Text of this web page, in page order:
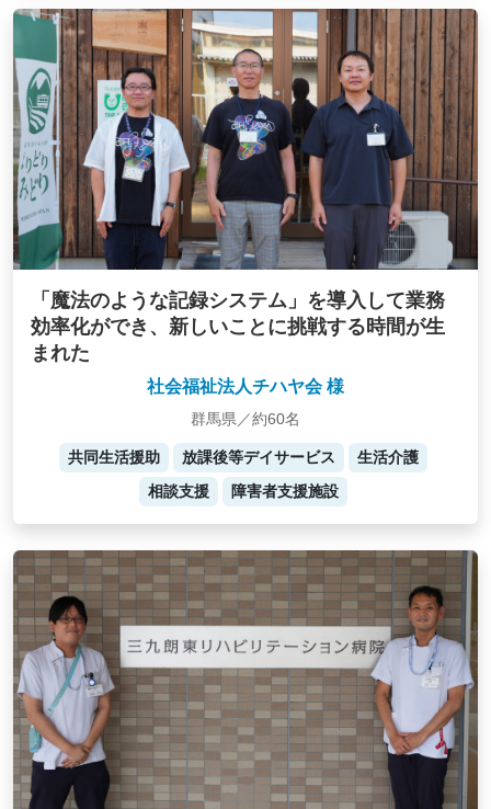
「魔法のような記録システム」を導入して業務
効率化ができ、新しいことに挑戦する時間が生
まれた
社会福祉法人チハヤ会 様
群馬県／約60名
共同生活援助 放課後等デイサービス
生活介護
相談支援
障害者支援施設